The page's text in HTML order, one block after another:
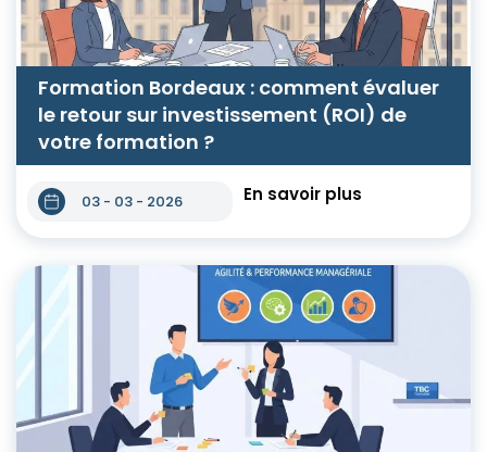
Formation Bordeaux : comment évaluer
le retour sur investissement (ROI) de
votre formation ?
03 - 03 - 2026 En savoir plus